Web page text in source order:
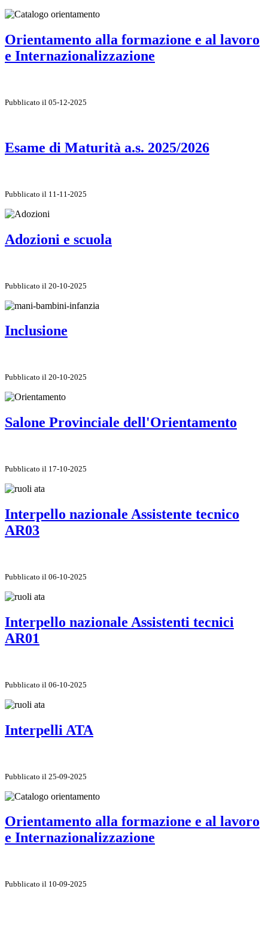
Orientamento alla formazione e al lavoro
e Internazionalizzazione
Pubblicato il 05-12-2025
Esame di Maturità a.s. 2025/2026
Pubblicato il 11-11-2025
Adozioni e scuola
Pubblicato il 20-10-2025
Inclusione
Pubblicato il 20-10-2025
Salone Provinciale dell'Orientamento
Pubblicato il 17-10-2025
Interpello nazionale Assistente tecnico
AR03
Pubblicato il 06-10-2025
Interpello nazionale Assistenti tecnici
AR01
Pubblicato il 06-10-2025
Interpelli ATA
Pubblicato il 25-09-2025
Orientamento alla formazione e al lavoro
e Internazionalizzazione
Pubblicato il 10-09-2025